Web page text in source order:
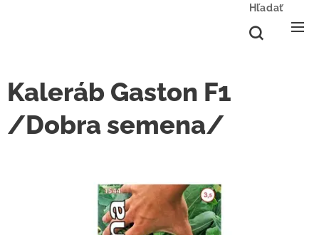
Hľadať
Kaleráb Gaston F1
/Dobra semena/